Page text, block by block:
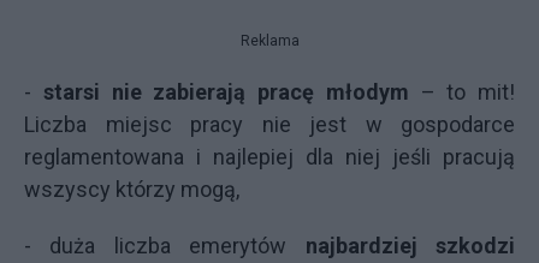
Reklama
- starsi nie zabierają pracę młodym – to mit!
Liczba miejsc pracy nie jest w gospodarce
reglamentowana i najlepiej dla niej jeśli pracują
wszyscy którzy mogą,
- duża liczba emerytów najbardziej szkodzi